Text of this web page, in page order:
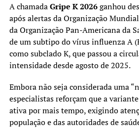
A chamadaGripe K 2026ganhou
após alertas da Organização
da Organização Pan-Americana da
de um subtipo do vírus influenza A
como subclado K, que passou a
intensidade desde agosto de 2025.
Embora não seja considerada uma
especialistas reforçam que a
ativa por mais tempo, exigindo
população e das autoridades de